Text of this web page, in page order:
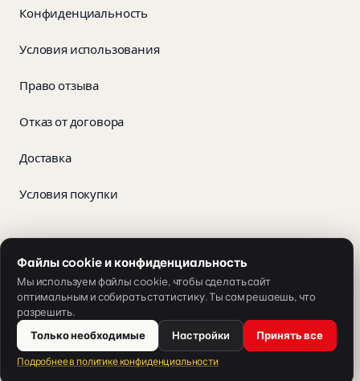
Конфиденциальность
Условия использования
Право отзыва
Отказ от договора
Доставка
Условия покупки
App Store Google Play
Предложение от SH Sprachschule Heilbronn.
© 2026 V-IZ
Файлы cookie и конфиденциальность
Мы используем файлы cookie, чтобы сделать сайт
оптимальным и собирать статистику. Ты сам решаешь, что
разрешить.
Только необходимые
Настройки Принять все
Подробнее в политике конфиденциальности